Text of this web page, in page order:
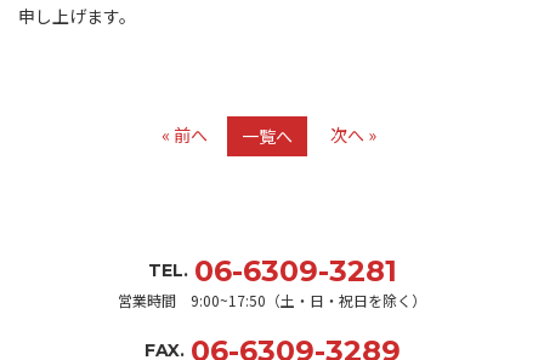
申し上げます。
« 前へ 一覧へ 次へ »
TEL. 06-6309-3281
営業時間 9:00~17:50（土・日・祝日を除く）
FAX. 06-6309-3289